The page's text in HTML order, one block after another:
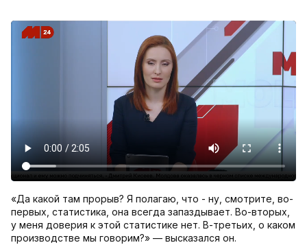
«Да какой там прорыв? Я полагаю, что - ну, смотрите, во-
первых, статистика, она всегда запаздывает. Во-вторых,
у меня доверия к этой статистике нет. В-третьих, о каком
производстве мы говорим?» — высказался он.